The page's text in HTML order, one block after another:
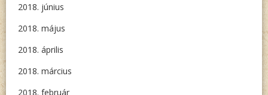
2018. június
2018. május
2018. április
2018. március
2018. február